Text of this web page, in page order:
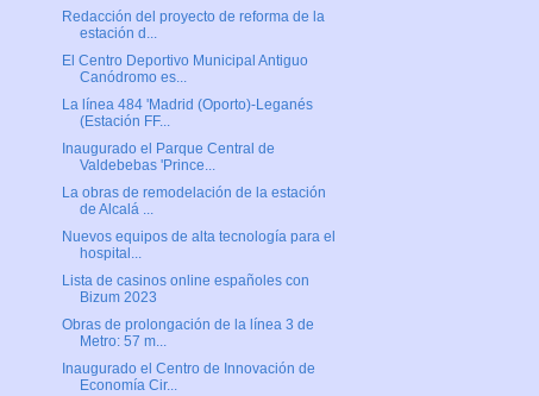
Redacción del proyecto de reforma de la
estación d...
El Centro Deportivo Municipal Antiguo
Canódromo es...
La línea 484 'Madrid (Oporto)-Leganés
(Estación FF...
Inaugurado el Parque Central de
Valdebebas 'Prince...
La obras de remodelación de la estación
de Alcalá ...
Nuevos equipos de alta tecnología para el
hospital...
Lista de casinos online españoles con
Bizum 2023
Obras de prolongación de la línea 3 de
Metro: 57 m...
Inaugurado el Centro de Innovación de
Economía Cir...